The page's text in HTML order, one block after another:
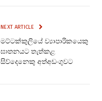
NEXT ARTICLE
මට්ටක්කුලියේ ව්‍යාපාරිකයෙකු
ඝාතනයට තැත්කළ
සිව්දෙනෙකු අත්අඩංගුවට